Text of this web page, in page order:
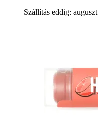
Szállítás eddig: